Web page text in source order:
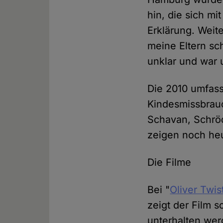
hin, die sich
Erklärung.
meine Eltern
unklar und war
Die 2010
Schavan,
zeigen noch
Die Filme
Bei "Oliver
zeigt der Film